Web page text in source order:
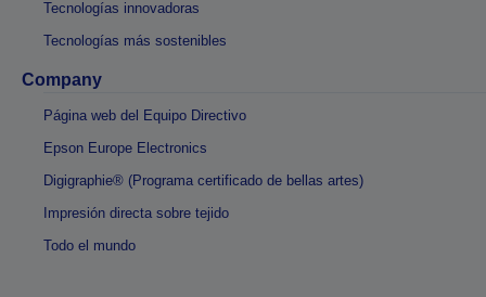
Tecnologías innovadoras
Tecnologías más sostenibles
Company
Página web del Equipo Directivo
Epson Europe Electronics
Digigraphie® (Programa certificado de bellas artes)
Impresión directa sobre tejido
Todo el mundo